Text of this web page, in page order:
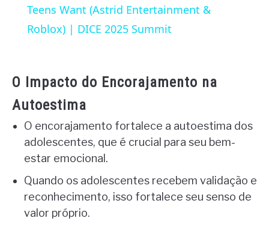
Teens Want (Astrid Entertainment &
Roblox) | DICE 2025 Summit
O Impacto do Encorajamento na
Autoestima
O encorajamento fortalece a autoestima dos
adolescentes, que é crucial para seu bem-
estar emocional.
Quando os adolescentes recebem validação e
reconhecimento, isso fortalece seu senso de
valor próprio.